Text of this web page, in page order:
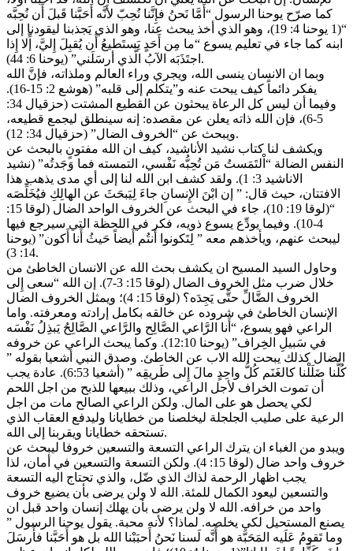
كما صرّح يوحنا الرسول “أَمَّا نَحنُ فإِنَّنا نُحِبّ لأَنَّه أَحَبَّنا قَبلَ أَن نُحِبَّه
“(1 يوحنا 4: 19)، وهو الذي أخذ يبحث عنا، وهو الذي يَجذبنا ليقودنا إلى
ابنه كما جاء في تعليم يسوع “ما مِن أَحَدٍ يَستَطيعُ أَن يُقبِلَ إِليَّ، إِّلا إِذا
اجتَذَبَه الآبُ الَّذي أرسَلَني” (يوحنا 6: 44).
وبما ان الانسان ينسى الله، ويجري وراء العالم وملذاته، فإنَّ الله
يفكر دائماً كيف يبحت عنه و”يتكلم إلى قلبه” (هوشع 2: 15-16).
وفيما أن ليس كل الرعاة يبحثون عن القطيع المشتت (حزقيال 34:
5-6)، فإن الله ذاته يعلن عن مقصده: إنه سينطلق ليجمع قطيعه،
ويبحث عن “الخروف الضال” (حزقيال 34: 12).
ويكشف لنا كتاب نشيد الأناشيد، كيف ان الله مفتونٍ بالبحث عن
النفس الضالة “اْلتَمَستُ مَن تُحِبُّه نَفْسي، التمسته فما وَجَدتُه” (نشيد
الاناشيد 3: 1). ولقد كشف ابن الله لنا إلى أي مدى يذهب هذا
الافتتان، حيث قال: ” إن ابْنَ الإِنسانِ جاءَ لِيَبحَثَ عن الهالِكِ فيُخَلِّصَه
“(لوقا 19: 10)، جاء في البحث عن الخروف الواحد الضال (لوقا 15:
4-10). وفيما يودِّع يسوع ذويه، فكر في اللحظة التي سيرجع فيها
ليبحث عنهم، ويأخذهم معه ” لِتَكونوا أَنتُم أَيضاً حَيثُ أَنا أَكون” (يوحنا
14: 3).
وحاول السيد المسيح ان يكشف بحث الله عن الانسان الخاطئ من
خلال ضرب مثل الخروف الضال (لوقا 15: 3-7). إن الله “سعى إِلى
الخروف الضَّالِّ حتَّى يَجِدَه؟ (لوقا 15: 4)؛ ويمثل الخروف الضال
الإنسان الخاطئ في شروده عن خالقه بكامل إرادته ومعرفته. واما
الراعي فهو يسوع، “أَنا الرَّاعي الصَّالِح والرَّاعي الصَّالِحُ يَبذِلُ نَفْسَه
في سَبيلِ الخِراف” (يوحنا 12:10). وكما يبحث الراعي عن خروفه
الضال كذلك يبحت الله الاب عن الخاطئ. وصدق النبي أشعيا بقوله ”
كُلُّنا ضَلَلْنا كالغَنَم كُلُّ واحِدٍ مالَ إِلى طَريقِه ” (أشعيا 6:53). عادة يجب
أن تموت الخراف لأجل الراعي، وذلك ببيعها للذبح من اجل اللحم
لكي يحصل هو على المال. ولكن الراعي الصالح مات من اجل
الرعية على صليب الجلجلة ليخلصنا من خطايانا وليدفع العقاب الذي
تستحقه خطايانا ويقربنا إلى الله.
ويبدو من الغباء ان يترك الراعي التسعة والتسعين خروفا ليبحث عن
خروف واحد ضال (لوقا 15: 4). ولكن التسعة والتسعين في أمان، لذا
يجب اظهار الرحمة لذاك الذي ضّل، والذي تحتاج اليه التسعة
والتسعين ليعود الكمال للمئة. الله لا ولن يرضى بأن يضيع خروف
واحد من خرافه. الله لا ولن يرضى بأن يهلك إنسان واحد قبل ان
يصنع المستحيل لكي يخلصه. لماذا؟ لأنه محبة. يقول يوحنا الرسول ”
وما تَقومُ عَلَيه المَحَبَّة هو أَنَّه لَسنا نَحنُ أَحبَبْنا الله بل هو أَحَبَّنا فأَرسَلَ